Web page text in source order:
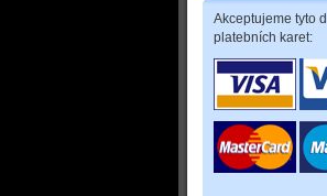
Akceptujeme tyto
platebních karet: